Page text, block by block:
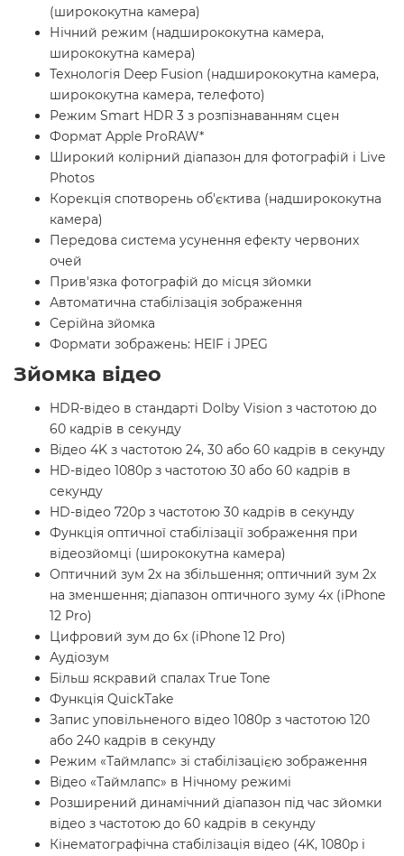
(ширококутна камера)
Нічний режим (надширококутна камера,
ширококутна камера)
Технологія Deep Fusion (надширококутна камера,
ширококутна камера, телефото)
Режим Smart HDR 3 з розпізнаванням сцен
Формат Apple ProRAW*
Широкий колірний діапазон для фотографій і Live
Photos
Корекція спотворень об'єктива (надширококутна
камера)
Передова система усунення ефекту червоних
очей
Прив'язка фотографій до місця зйомки
Автоматична стабілізація зображення
Серійна зйомка
Формати зображень: HEIF і JPEG
Зйомка відео
HDR-відео в стандарті Dolby Vision з частотою до
60 кадрів в секунду
Відео 4K з частотою 24, 30 або 60 кадрів в секунду
HD-відео 1080p з частотою 30 або 60 кадрів в
секунду
HD-відео 720p з частотою 30 кадрів в секунду
Функція оптичної стабілізації зображення при
відеозйомці (ширококутна камера)
Оптичний зум 2x на збільшення; оптичний зум 2x
на зменшення; діапазон оптичного зуму 4x (iPhone
12 Pro)
Цифровий зум до 6x (iPhone 12 Pro)
Аудіозум
Більш яскравий спалах True Tone
Функція QuickTake
Запис уповільненого відео 1080р з частотою 120
або 240 кадрів в секунду
Режим «Таймлапс» зі стабілізацією зображення
Відео «Таймлапс» в Нічному режимі
Розширений динамічний діапазон під час зйомки
відео з частотою до 60 кадрів в секунду
Кінематографічна стабілізація відео (4K, 1080p і